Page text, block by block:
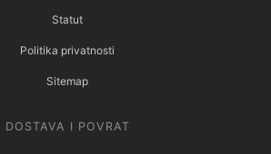
Statut
Politika privatnosti
Sitemap
DOSTAVA I POVRAT